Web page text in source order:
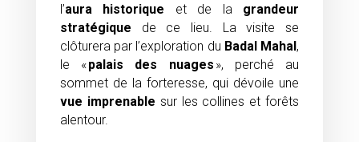
l’aura historique et de la grandeur
stratégique de ce lieu. La visite se
clôturera par l’exploration du Badal Mahal,
le «palais des nuages », perché au
sommet de la forteresse, qui dévoile une
vue imprenable sur les collines et forêts
alentour.